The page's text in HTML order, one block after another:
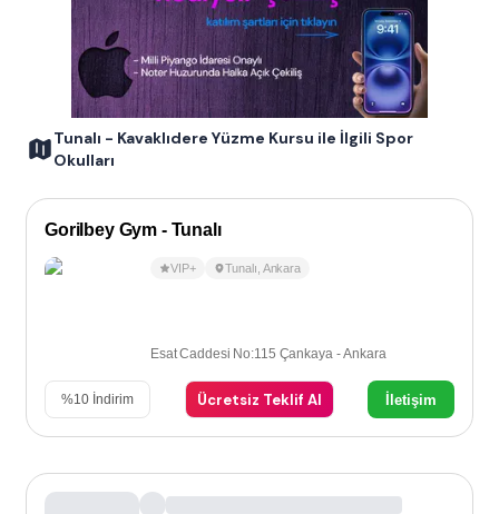
Tunalı - Kavaklıdere Yüzme Kursu ile İlgili Spor
Okulları
Gorilbey Gym - Tunalı
VIP+ Tunalı Ankara
Esat Caddesi No:115 Çankaya - Ankara
%10 İndirim Ücretsiz Teklif Al İletişim